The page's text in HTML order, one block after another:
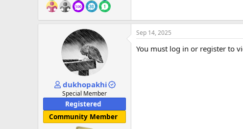
dukhopakhi
Special Member
Registered
Community Member
Sep 14, 2025
You must log in or register to